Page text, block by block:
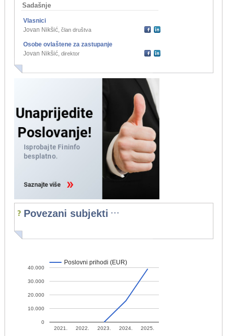
Sadašnje
Vlasnici
Jovan Nikšić, član društva
Osobe ovlaštene za zastupanje
Jovan Nikšić, direktor
Povezani subjekti ...
Poslovni prihodi (EUR)
2021. 2022. 2023. 2024. 2025.
0
10.000
20.000
30.000
40.000